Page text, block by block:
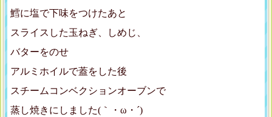
鱈に塩で下味をつけたあと
スライスした玉ねぎ、しめじ、
バターをのせ
アルミホイルで蓋をした後
スチームコンベクションオーブンで
蒸し焼きにしました(｀・ω・´)ゞ